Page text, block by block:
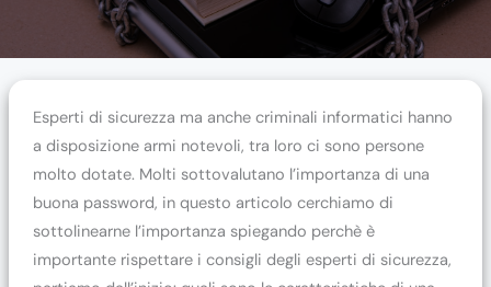
Esperti di sicurezza ma anche criminali informatici hanno
a disposizione armi notevoli, tra loro ci sono persone
molto dotate. Molti sottovalutano l’importanza di una
buona password, in questo articolo cerchiamo di
sottolinearne l’importanza spiegando perchè è
importante rispettare i consigli degli esperti di sicurezza,